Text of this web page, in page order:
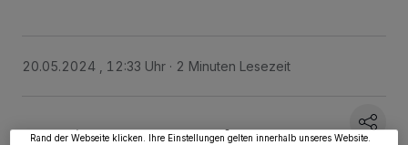
20.05.2024 , 12:33 Uhr 2 Minuten Lesezeit
von OK aktivieren Sie Tracking-Technologien für die unter „Wir und unsere
Partner verarbeiten Daten, um Ihnen Dienste bereitzustellen“ aufgeführten
Rand der Webseite klicken. Ihre Einstellungen gelten innerhalb unseres Website.